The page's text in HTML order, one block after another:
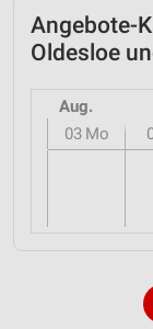
Angebote-
Oldesloe
Aug.
03 Mo